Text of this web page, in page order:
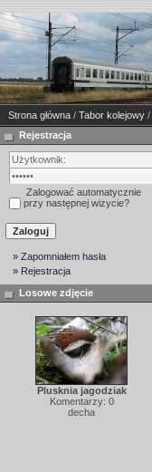
Strona główna / Tabor kolejowy /
Rejestracja
Zalogować automatycznie
przy następnej wizycie?
» Zapomniałem hasła
» Rejestracja
Losowe zdjęcie
Plusknia jagodziak
Komentarzy: 0
decha